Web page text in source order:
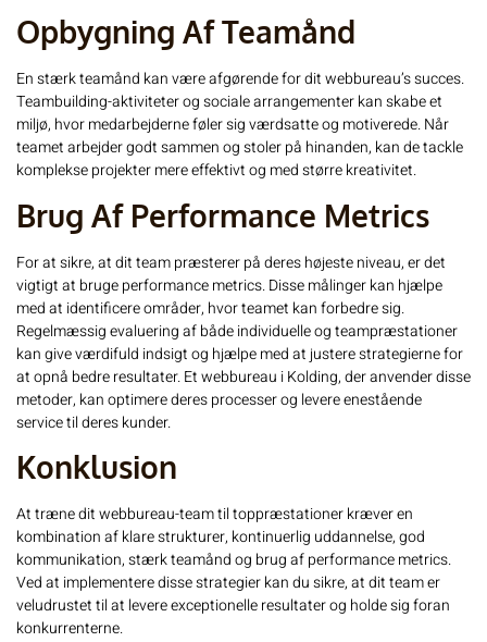
Opbygning Af Teamånd
En stærk teamånd kan være afgørende for dit webbureau’s succes.
Teambuilding-aktiviteter og sociale arrangementer kan skabe et
miljø, hvor medarbejderne føler sig værdsatte og motiverede. Når
teamet arbejder godt sammen og stoler på hinanden, kan de tackle
komplekse projekter mere effektivt og med større kreativitet.
Brug Af Performance Metrics
For at sikre, at dit team præsterer på deres højeste niveau, er det
vigtigt at bruge performance metrics. Disse målinger kan hjælpe
med at identificere områder, hvor teamet kan forbedre sig.
Regelmæssig evaluering af både individuelle og teampræstationer
kan give værdifuld indsigt og hjælpe med at justere strategierne for
at opnå bedre resultater. Et webbureau i Kolding, der anvender disse
metoder, kan optimere deres processer og levere enestående
service til deres kunder.
Konklusion
At træne dit webbureau-team til toppræstationer kræver en
kombination af klare strukturer, kontinuerlig uddannelse, god
kommunikation, stærk teamånd og brug af performance metrics.
Ved at implementere disse strategier kan du sikre, at dit team er
veludrustet til at levere exceptionelle resultater og holde sig foran
konkurrenterne.